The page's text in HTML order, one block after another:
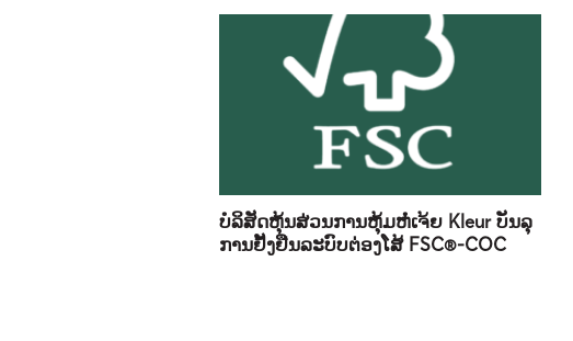
ບໍລິສັດຫຸ້ນສ່ວນການຫຸ້ມຫໍ່ເຈ້ຍ Kleur ບັນລຸ
ການຢັ້ງຢືນລະບົບຕ່ອງໂສ້ FSC®-COC